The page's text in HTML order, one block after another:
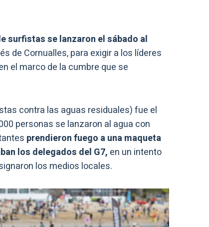
surfistas se lanzaron el sábado al
de Cornualles, para exigir a los líderes
el marco de la cumbre que se
contra las aguas residuales) fue el
personas se lanzaron al agua con
prendieron fuego a una maqueta
los delegados del G7, en un intento
los medios locales.